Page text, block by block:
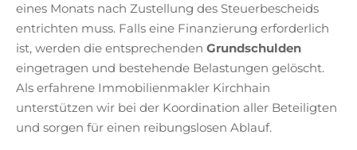
eines Monats nach Zustellung des Steuerbescheids
entrichten muss. Falls eine Finanzierung erforderlich
ist, werden die entsprechenden Grundschulden
eingetragen und bestehende Belastungen gelöscht.
Als erfahrene Immobilienmakler Kirchhain
unterstützen wir bei der Koordination aller Beteiligten
und sorgen für einen reibungslosen Ablauf.